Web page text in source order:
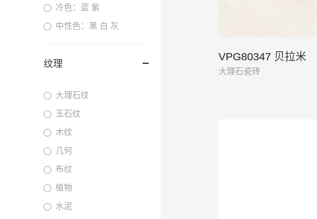
VPG80347 贝拉米
大理石瓷砖
冷色：蓝 紫
中性色：黑 白 灰
纹理
大理石纹
玉石纹
木纹
几何
布纹
植物
水泥